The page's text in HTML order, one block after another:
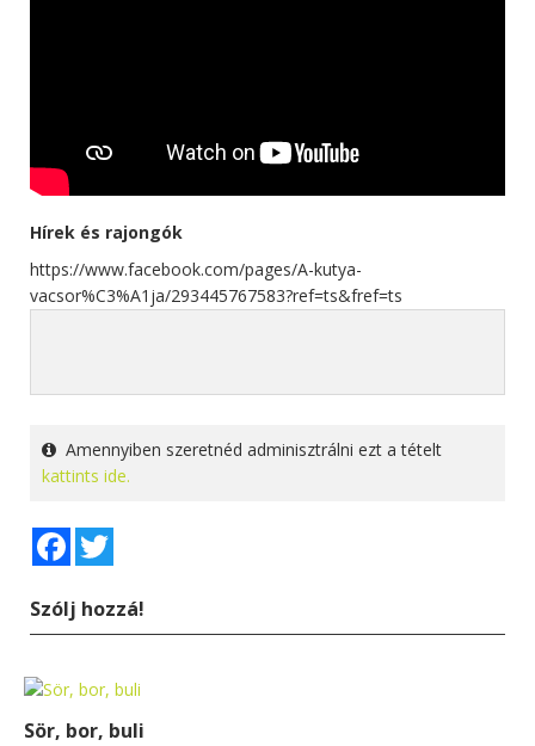
Hírek és rajongók
https://www.facebook.com/pages/A-kutya-
vacsor%C3%A1ja/293445767583?ref=ts&fref=ts
Amennyiben szeretnéd adminisztrálni ezt a tételt
kattints ide.
Facebook
Szólj hozzá!
Sör, bor, buli